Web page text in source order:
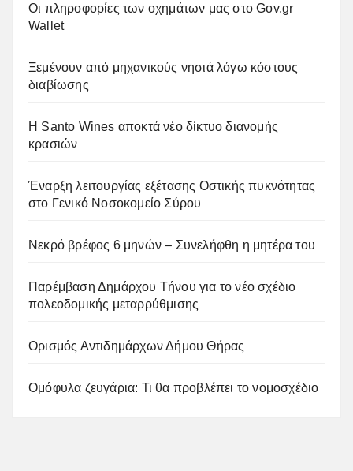
Οι πληροφορίες των οχημάτων μας στο Gov.gr
Wallet
Ξεμένουν από μηχανικούς νησιά λόγω κόστους
διαβίωσης
Η Santo Wines αποκτά νέο δίκτυο διανομής
κρασιών
Έναρξη λειτουργίας εξέτασης Οστικής πυκνότητας
στο Γενικό Νοσοκομείο Σύρου
Νεκρό βρέφος 6 μηνών – Συνελήφθη η μητέρα του
Παρέμβαση Δημάρχου Τήνου για το νέο σχέδιο
πολεοδομικής μεταρρύθμισης
Ορισμός Αντιδημάρχων Δήμου Θήρας
Ομόφυλα ζευγάρια: Τι θα προβλέπει το νομοσχέδιο